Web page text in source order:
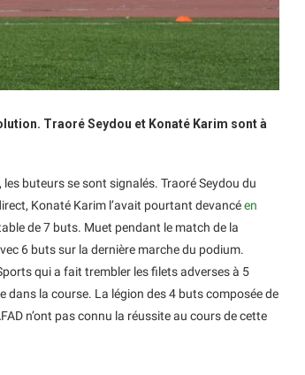
Traoré Seydou et Konaté Karim sont à
buteurs se sont signalés. Traoré Seydou du
Konaté Karim l’avait pourtant devancéen
de 7 buts. Muet pendant le match de la
6 buts sur la dernière marche du podium.
qui a fait trembler les filets adverses à 5
dans la course. La légion des 4 buts composée de
n’ont pas connu la réussite au cours de cette